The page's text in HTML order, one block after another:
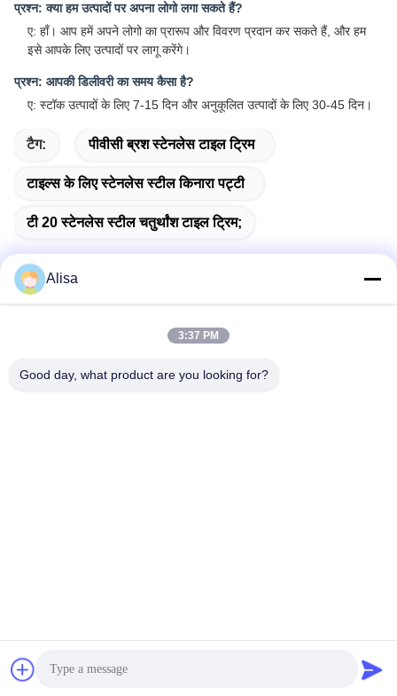
प्रश्न: क्या हम उत्पादों पर अपना लोगो लगा सकते हैं?
ए: हाँ। आप हमें अपने लोगो का प्रारूप और विवरण प्रदान कर सकते हैं, और हम
इसे आपके लिए उत्पादों पर लागू करेंगे।
प्रश्न: आपकी डिलीवरी का समय कैसा है?
ए: स्टॉक उत्पादों के लिए 7-15 दिन और अनुकूलित उत्पादों के लिए 30-45 दिन।
टैग: पीवीसी ब्रश स्टेनलेस टाइल ट्रिम
टाइल्स के लिए स्टेनलेस स्टील किनारा पट्टी
टी 20 स्टेनलेस स्टील चतुर्थांश टाइल ट्रिम;
पता
आपूर्तिकर्ता. कॉपीराइट © 2022-2026 Foshan Meibaotai Stainless
Steel Products Co., Ltd. . सब सभी अधिकार सुरक्षित.
Alisa
3:37 PM
Good day, what product are you looking for?